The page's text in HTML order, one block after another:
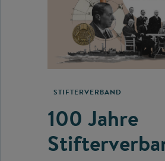
STIFTERVERBAND
100 Jahre